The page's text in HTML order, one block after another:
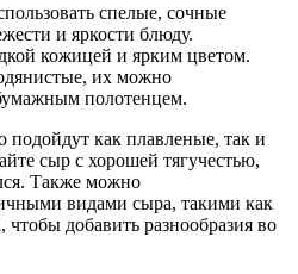
спелые, сочные
и яркости блюду.
кожицей и ярким цветом.
их можно
полотенцем.
как плавленые, так и
сыр с хорошей тягучестью,
Также можно
видами сыра, такими как
добавить разнообразия во